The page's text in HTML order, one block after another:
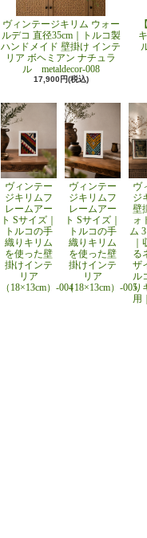
ヴィンテージキリム ウォー
ルデコ 直径35cm｜トルコ製
ハンドメイド 壁掛け インテ
リア ボヘミアン ナチュラ
ル metaldecor-008
17,900円(税込)
ヴィンテー
ジキリムフ
レームアー
ト Sサイズ｜
トルコの手
織りキリム
を使った壁
掛けインテ
リア
（18×13cm）-004
ヴィンテー
ジキリムフ
レームアー
ト Sサイズ｜
トルコの手
織りキリム
を使った壁
掛けインテ
リア
（18×13cm）-005
ヴ
ジ
壁
ォ
ム
る
ザ
ル
り
用